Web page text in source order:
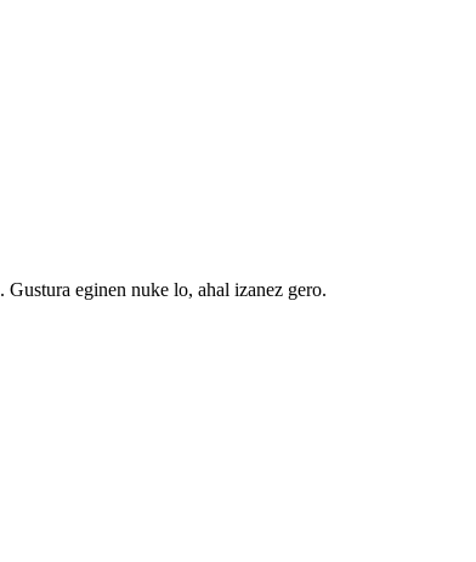
eginen nuke lo, ahal izanez gero.